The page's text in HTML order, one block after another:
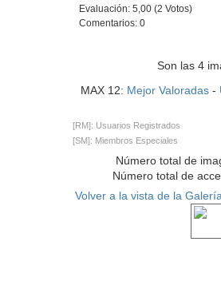
Evaluación: 5,00 (2 Votos)
Comentarios: 0
Son las 4
MAX 12: Mejor Valoradas-
[RM]: Usuarios Registrados
[SM]: Miembros Especiales
Número total de
Número total de
Volver a la vista de la